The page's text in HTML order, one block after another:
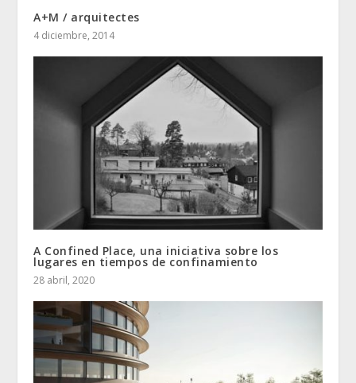
A+M / arquitectes
4 diciembre, 2014
A Confined Place, una iniciativa sobre los
lugares en tiempos de confinamiento
28 abril, 2020